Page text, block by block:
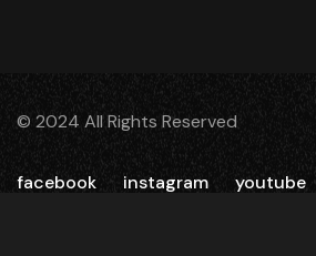
© 2024 All Rights Reserved
facebook instagram youtube